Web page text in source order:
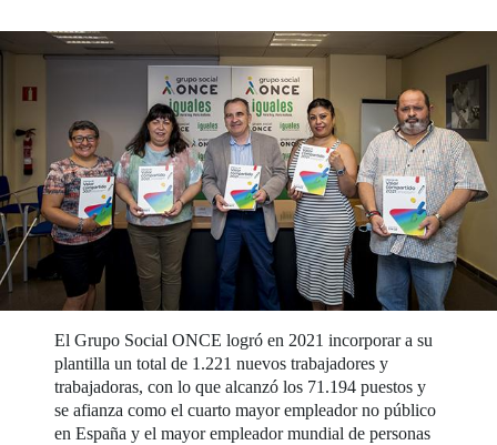
El Grupo Social ONCE logró en 2021 incorporar a su
plantilla un total de 1.221 nuevos trabajadores y
trabajadoras, con lo que alcanzó los 71.194 puestos y
se afianza como el cuarto mayor empleador no público
en España y el mayor empleador mundial de personas